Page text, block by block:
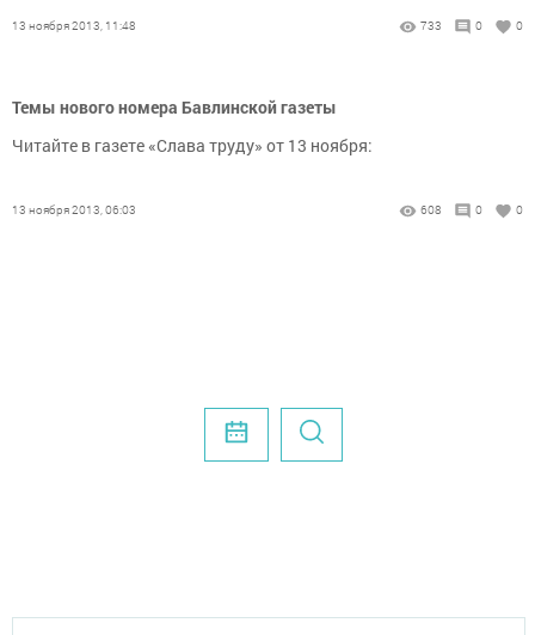
13 ноября 2013, 11:48 733 0 0
Темы нового номера Бавлинской газеты
Читайте в газете «Слава труду» от 13 ноября:
13 ноября 2013, 06:03 608 0 0